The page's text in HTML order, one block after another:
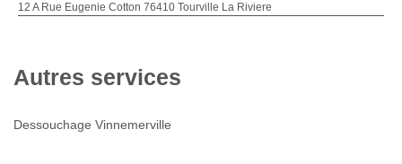
12 A Rue Eugenie Cotton 76410 Tourville La Riviere
Autres services
Dessouchage Vinnemerville